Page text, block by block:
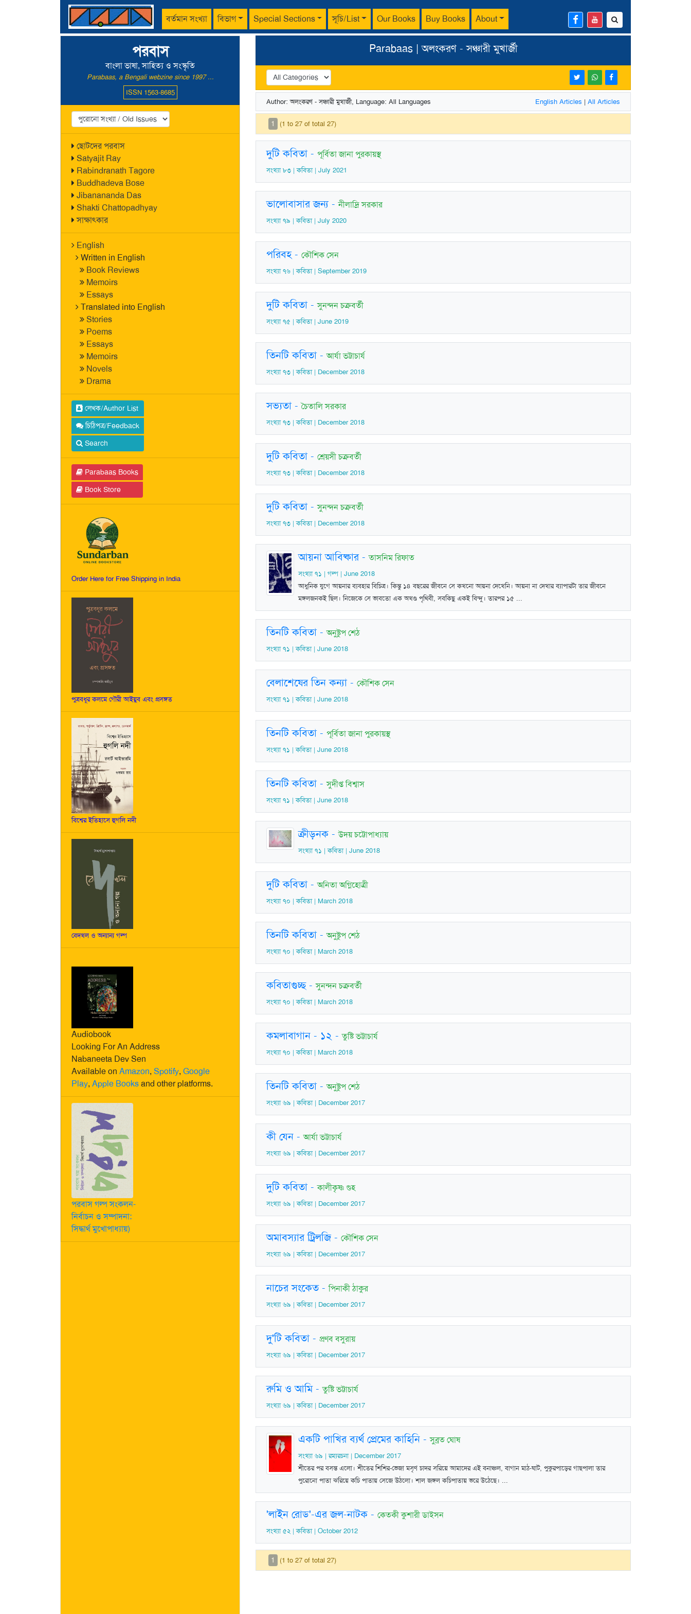
বর্তমান সংখ্যা বিভাগ Special Sections সূচি/List Our Books Buy Books About
পরবাস
বাংলা ভাষা, সাহিত্য ও সংস্কৃতি
Parabaas, a Bengali webzine since 1997 ...
ISSN 1563-8685
ছোটদের পরবাস
Satyajit Ray
Rabindranath Tagore
Buddhadeva Bose
Jibanananda Das
Shakti Chattopadhyay
সাক্ষাৎকার
English
Written in English
Book Reviews
Memoirs
Essays
Translated into English
Stories
Poems
Essays
Memoirs
Novels
Drama
লেখক/Author List
চিঠিপত্র/Feedback
Search
Parabaas Books
Book Store
Order Here for Free Shipping in India
পুত্রবধূর কলমে গৌরী আইয়ুব এবং প্রসঙ্গত
বিশ্বের ইতিহাসে হুগলি নদী
বেদখল ও অন্যান্য গল্প
Audiobook
Looking For An Address
Nabaneeta Dev Sen
Available on Amazon, Spotify, Google
Play, Apple Booksand other platforms.
পরবাস গল্প সংকলন-
নির্বাচন ও সম্পাদনা:
সিদ্ধার্থ মুখোপাধ্যায়)
Parabaas | অলংকরণ - সঞ্চারী মুখার্জী
Author: অলংকরণ - সঞ্চারী মুখার্জী, Language: All Languages English Articles | All Articles
1 (1 to 27 of total 27)
দুটি কবিতা- পূর্বিতা জানা পুরকায়স্থ
সংখ্যা ৮৩ | কবিতা | July 2021
ভালোবাসার জন্য-নীলাদ্রি সরকার
সংখ্যা ৭৯ | কবিতা | July 2020
পরিবহ- কৌশিক সেন
সংখ্যা ৭৬ | কবিতা | September 2019
দুটি কবিতা-সুনন্দন চক্রবর্তী
সংখ্যা ৭৫ | কবিতা | June 2019
তিনটি কবিতা-আর্যা ভট্টাচার্য
সংখ্যা ৭৩ | কবিতা | December 2018
সভ্যতা-চৈতালি সরকার
সংখ্যা ৭৩ | কবিতা | December 2018
দুটি কবিতা- শ্রেয়সী চক্রবর্তী
সংখ্যা ৭৩ | কবিতা | December 2018
দুটি কবিতা-সুনন্দন চক্রবর্তী
সংখ্যা ৭৩ | কবিতা | December 2018
আয়না আবিষ্কার-তাসনিম রিফাত
সংখ্যা ৭১ | গল্প | June 2018
আধুনিক যুগে আয়নার ব্যবহার বিচিত্র। কিন্তু ১৪ বছরের জীবনে সে কখনো আয়না দেখেনি। আয়না না দেখার ব্যাপারটা তার জীবনে
মঙ্গলজনকই ছিল। নিজেকে সে ভাবতো এক অখণ্ড পৃথিবী, সবকিছু একই বিন্দু। তারপর ১৫ ...
তিনটি কবিতা-অনুষ্টুপ শেঠ
সংখ্যা ৭১ | কবিতা | June 2018
বেলাশেষের তিন কন্যা- কৌশিক সেন
সংখ্যা ৭১ | কবিতা | June 2018
তিনটি কবিতা- পূর্বিতা জানা পুরকায়স্থ
সংখ্যা ৭১ | কবিতা | June 2018
তিনটি কবিতা-সুদীপ্ত বিশ্বাস
সংখ্যা ৭১ | কবিতা | June 2018
ক্রীড়নক -উদয় চট্টোপাধ্যায়
সংখ্যা ৭১ | কবিতা | June 2018
দুটি কবিতা-অনিতা অগ্নিহোত্রী
সংখ্যা ৭০ | কবিতা | March 2018
তিনটি কবিতা-অনুষ্টুপ শেঠ
সংখ্যা ৭০ | কবিতা | March 2018
কবিতাগুচ্ছ-সুনন্দন চক্রবর্তী
সংখ্যা ৭০ | কবিতা | March 2018
কমলাবাগান - ১২ -তুষ্টি ভট্টাচার্য
সংখ্যা ৭০ | কবিতা | March 2018
তিনটি কবিতা-অনুষ্টুপ শেঠ
সংখ্যা ৬৯ | কবিতা | December 2017
কী যেন -আর্যা ভট্টাচার্য
সংখ্যা ৬৯ | কবিতা | December 2017
দুটি কবিতা-কালীকৃষ্ণ গুহ
সংখ্যা ৬৯ | কবিতা | December 2017
অমাবস্যার ট্রিলজি- কৌশিক সেন
সংখ্যা ৬৯ | কবিতা | December 2017
নাচের সংকেত-পিনাকী ঠাকুর
সংখ্যা ৬৯ | কবিতা | December 2017
দু'টি কবিতা- প্রণব বসুরায়
সংখ্যা ৬৯ | কবিতা | December 2017
রুমি ও আমি-তুষ্টি ভট্টাচার্য
সংখ্যা ৬৯ | কবিতা | December 2017
একটি পাখির ব্যর্থ প্রেমের কাহিনি -সুব্রত ঘোষ
সংখ্যা ৬৯ | রম্যরচনা | December 2017
শীতের পর বসন্ত এলো। শীতের শিশির-ভেজা মসৃণ চাদর সরিয়ে আমাদের এই বনাঞ্চল, বাগান মাঠ-ঘাট, পুকুরপাড়ের গাছপালা তার
পুরোনো পাতা ঝরিয়ে কচি পাতায় সেজে উঠলো। শাল জঙ্গল কচিপাতায় ভরে উঠেছে। ...
'লাইন রোড'-এর জল-নাটক - কেতকী কুশারী ডাইসন
সংখ্যা ৫২ | কবিতা | October 2012
1 (1 to 27 of total 27)